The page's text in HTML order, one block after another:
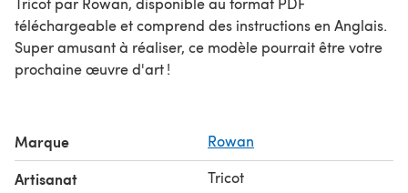
téléchargeable et comprend des instructions en Anglais.
Super amusant à réaliser, ce modèle pourrait être votre
prochaine œuvre d'art !
Marque Rowan
Artisanat Tricot